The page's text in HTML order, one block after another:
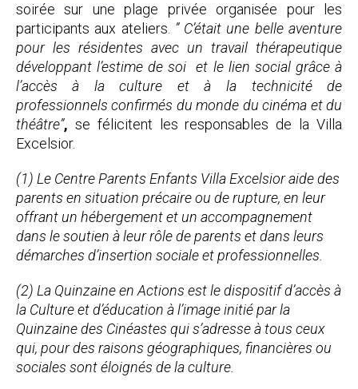
soirée sur une plage privée organisée pour les
participants aux ateliers. ” C’était une belle aventure
pour les résidentes avec un travail thérapeutique
développant l’estime de soi et le lien social grâce à
l’accès à la culture et à la technicité de
professionnels confirmés du monde du cinéma et du
théâtre”, se félicitent les responsables de la Villa
Excelsior.
(1) Le Centre Parents Enfants Villa Excelsior aide des
parents en situation précaire ou de rupture, en leur
offrant un hébergement et un accompagnement
dans le soutien à leur rôle de parents et dans leurs
démarches d’insertion sociale et professionnelles.
(2) La Quinzaine en Actions est le dispositif d’accès à
la Culture et d’éducation à l’image initié par la
Quinzaine des Cinéastes qui s’adresse à tous ceux
qui, pour des raisons géographiques, financières ou
sociales sont éloignés de la culture.